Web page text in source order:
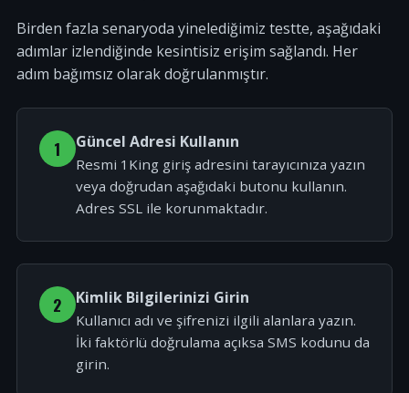
Birden fazla senaryoda yinelediğimiz testte, aşağıdaki
adımlar izlendiğinde kesintisiz erişim sağlandı. Her
adım bağımsız olarak doğrulanmıştır.
1 Güncel Adresi Kullanın
Resmi 1King giriş adresini tarayıcınıza yazın
veya doğrudan aşağıdaki butonu kullanın.
Adres SSL ile korunmaktadır.
2 Kimlik Bilgilerinizi Girin
Kullanıcı adı ve şifrenizi ilgili alanlara yazın.
İki faktörlü doğrulama açıksa SMS kodunu da
girin.